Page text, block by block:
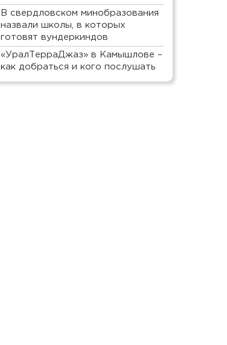
В свердловском минобразования
назвали школы, в которых
готовят вундеркиндов
«УралТерраДжаз» в Камышлове –
как добраться и кого послушать